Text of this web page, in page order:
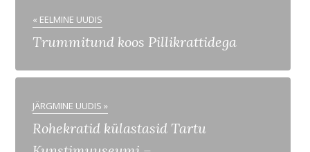
« EELMINE UUDIS
Trummitund koos Pillikrattidega
JÄRGMINE UUDIS »
Rohekratid külastasid Tartu